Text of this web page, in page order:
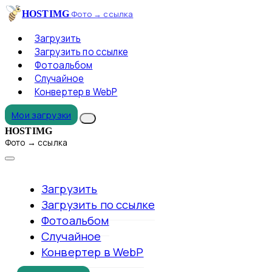
HOSTIMG Фото → ссылка
Загрузить
Загрузить по ссылке
Фотоальбом
Случайное
Конвертер в WebP
Мои загрузки
HOSTIMG
Фото → ссылка
Загрузить
Загрузить по ссылке
Фотоальбом
Случайное
Конвертер в WebP